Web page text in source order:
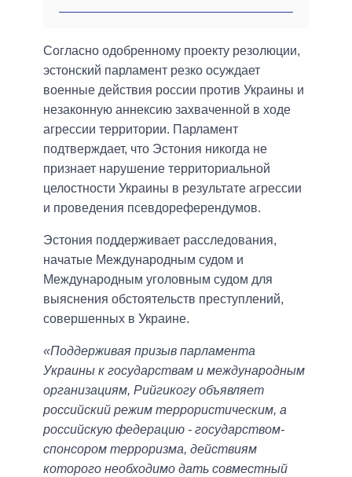
Согласно одобренному проекту резолюции,
эстонский парламент резко осуждает
военные действия россии против Украины и
незаконную аннексию захваченной в ходе
агрессии территории. Парламент
подтверждает, что Эстония никогда не
признает нарушение территориальной
целостности Украины в результате агрессии
и проведения псевдореферендумов.
Эстония поддерживает расследования,
начатые Международным судом и
Международным уголовным судом для
выяснения обстоятельств преступлений,
совершенных в Украине.
«Поддерживая призыв парламента
Украины к государствам и международным
организациям, Рийгикогу объявляет
российский режим террористическим, а
российскую федерацию - государством-
спонсором терроризма, действиям
которого необходимо дать совместный